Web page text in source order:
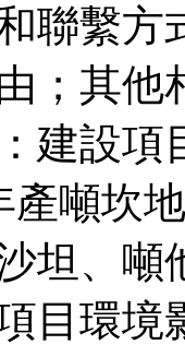
聯繫方
；其他
建設
產噸坎
坦、噸
目環